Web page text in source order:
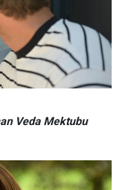
Veda Mektubu